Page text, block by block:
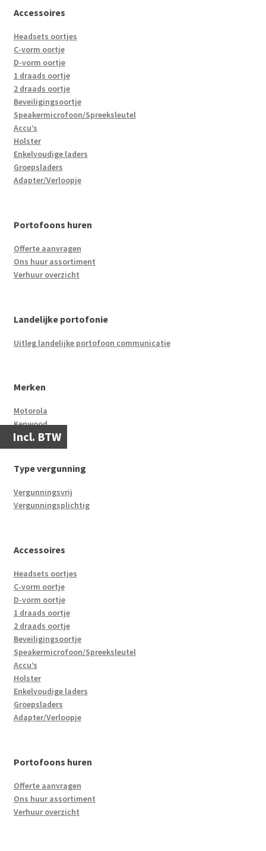
Incl. BTW
Accessoires
Headsets oortjes
C-vorm oortje
D-vorm oortje
1 draads oortje
2 draads oortje
Beveiligingsoortje
Speakermicrofoon/Spreeksleutel
Accu’s
Holster
Enkelvoudige laders
Groepsladers
Adapter/Verloopje
Portofoons huren
Offerte aanvragen
Ons huur assortiment
Verhuur overzicht
Landelijke portofonie
Uitleg landelijke portofoon communicatie
Merken
Motorola
Kenwood
Type vergunning
Vergunningsvrij
Vergunningsplichtig
Accessoires
Headsets oortjes
C-vorm oortje
D-vorm oortje
1 draads oortje
2 draads oortje
Beveiligingsoortje
Speakermicrofoon/Spreeksleutel
Accu’s
Holster
Enkelvoudige laders
Groepsladers
Adapter/Verloopje
Portofoons huren
Offerte aanvragen
Ons huur assortiment
Verhuur overzicht